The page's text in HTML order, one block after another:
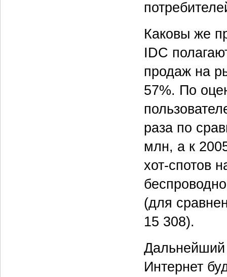
Каковы же
IDC
продаж на
57%. По
раза по
млн, а к
хот-спотов
(для
15 308).
Дальнейший
Интернет